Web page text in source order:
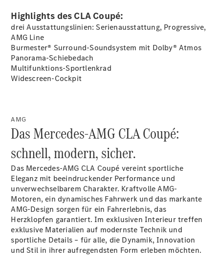
Innovation
Mercedes-
Store
Neuwagenangebote
Best Deal
Leasing
Privatkunden
Leasing
Gewerbekunden
Finanzierung
Privatkunden
Finanzierung
Gewerbekunden
Kurzfristig
verfügbare
Angebote
V-Klasse
Highlights des CLA Coupé:
drei Ausstattungslinien: Serienausstattung, Progressive,
AMG Line
Burmester® Surround-Soundsystem mit Dolby®Atmos
Panorama-Schiebedach
Multifunktions-Sportlenkrad
Widescreen-Cockpit
AMG
Das Mercedes-AMG CLA Coupé:
schnell, modern, sicher.
Das Mercedes-AMG CLA Coupé vereint sportliche
Eleganz mit beeindruckender Performance und
unverwechselbarem Charakter. Kraftvolle AMG-
Motoren, ein dynamisches Fahrwerk und das markante
AMG-Design sorgen für ein Fahrerlebnis, das
Herzklopfen garantiert. Im exklusiven Interieur treffen
exklusive Materialien auf modernste Technik und
sportliche Details – für alle, die Dynamik, Innovation
und Stil in ihrer aufregendsten Form erleben möchten.